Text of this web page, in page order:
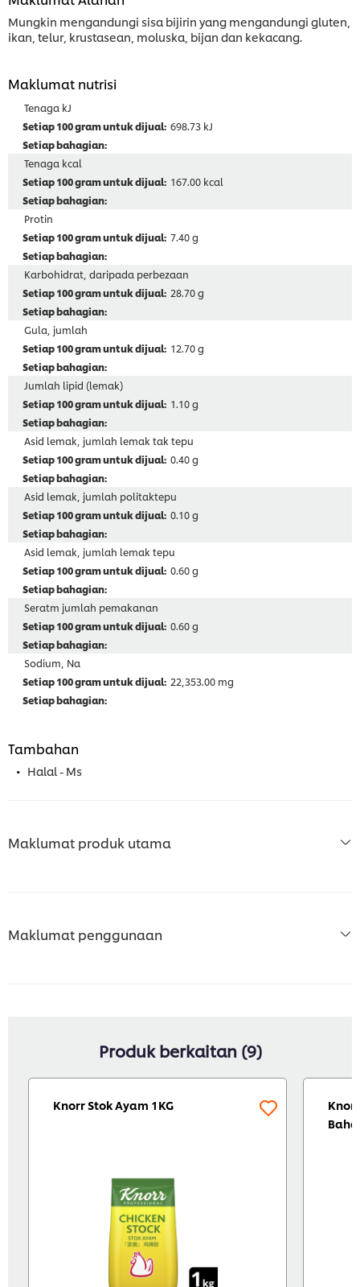
Mungkin mengandungi sisa bijirin yang mengandungi gluten,
ikan, telur, krustasean, moluska, bijan dan kekacang.
Maklumat nutrisi
Tenaga kJ
698.73 kJ
Tenaga kcal
167.00 kcal
Protin
7.40 g
Karbohidrat, daripada perbezaan
28.70 g
Gula, jumlah
12.70 g
Jumlah lipid (lemak)
1.10 g
Asid lemak, jumlah lemak tak tepu
0.40 g
Asid lemak, jumlah politaktepu
0.10 g
Asid lemak, jumlah lemak tepu
0.60 g
Seratm jumlah pemakanan
0.60 g
Sodium, Na
22,353.00 mg
Tambahan
Halal - Ms
Maklumat produk utama
Maklumat penggunaan
Produk berkaitan (9)
Knorr Stok Ayam 1KG
Knor